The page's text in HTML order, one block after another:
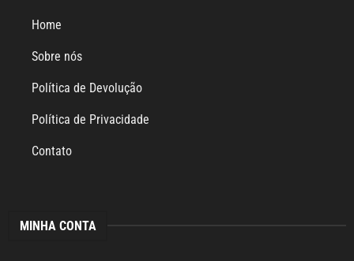
Home
Sobre nós
Política de Devolução
Política de Privacidade
Contato
MINHA CONTA